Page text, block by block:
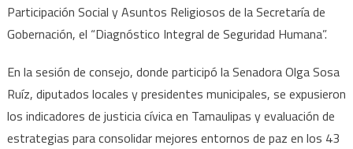
Participación Social y Asuntos Religiosos de la Secretaría de
Gobernación, el “Diagnóstico Integral de Seguridad Humana”.
En la sesión de consejo, donde participó la Senadora Olga Sosa
Ruíz, diputados locales y presidentes municipales, se expusieron
los indicadores de justicia cívica en Tamaulipas y evaluación de
estrategias para consolidar mejores entornos de paz en los 43